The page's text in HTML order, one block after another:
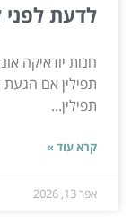
לדעת לפני
חנות יודאיקה
תפילין אם
תפילין...
קרא עוד »
אפר 13, 2026